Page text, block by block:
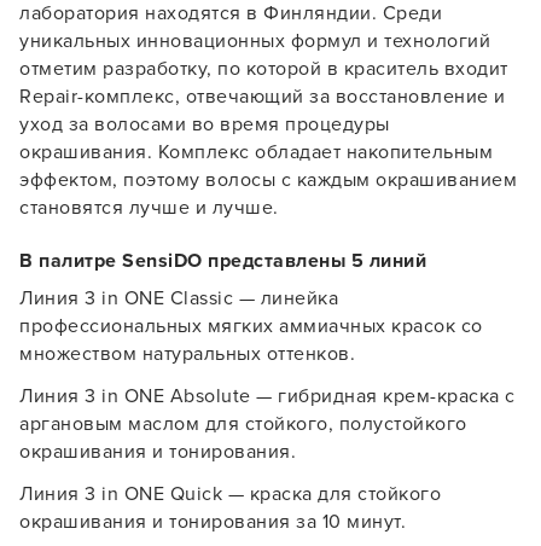
лаборатория находятся в Финляндии. Среди
уникальных инновационных формул и технологий
отметим разработку, по которой в краситель входит
Repair-комплекс, отвечающий за восстановление и
уход за волосами во время процедуры
окрашивания. Комплекс обладает накопительным
эффектом, поэтому волосы с каждым окрашиванием
становятся лучше и лучше.
В палитре SensiDO представлены 5 линий
Линия 3 in ONE Classic — линейка
профессиональных мягких аммиачных красок со
множеством натуральных оттенков.
Линия 3 in ONE Absolute — гибридная крем-краска с
аргановым маслом для стойкого, полустойкого
окрашивания и тонирования.
Линия 3 in ONE Quick — краска для стойкого
окрашивания и тонирования за 10 минут.